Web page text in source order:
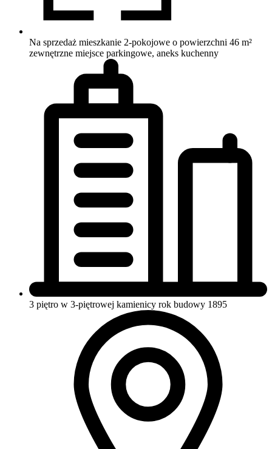
Na sprzedaż mieszkanie 2-pokojowe o powierzchni 46 m²
zewnętrzne miejsce parkingowe, aneks kuchenny
3 piętro w 3-piętrowej kamienicy rok budowy 1895